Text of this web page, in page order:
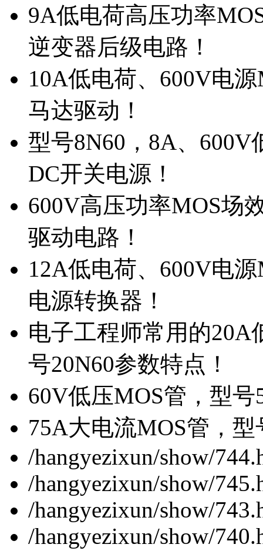
9A低电荷高压功率
逆变器后级电路！
10A低电荷、600V电
马达驱动！
型号8N60，8A、
DC开关电源！
600V高压功率MOS场
驱动电路！
12A低电荷、600V电
电源转换器！
电子工程师常用的20A
号20N60参数特点！
60V低压MOS管，型
75A大电流MOS管，
/hangyezixun/show/
/hangyezixun/show/
/hangyezixun/show/
/hangyezixun/show/